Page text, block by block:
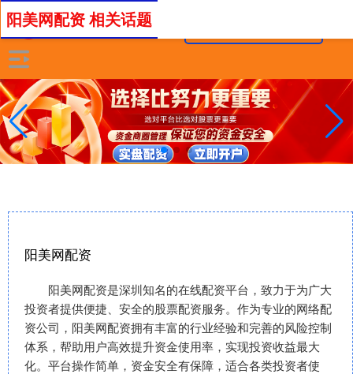
阳美网配资
阳美网配资是深圳知名的在线配资平台，致力于为广大
投资者提供便捷、安全的股票配资服务。作为专业的网络配
资公司，阳美网配资拥有丰富的行业经验和完善的风险控制
体系，帮助用户高效提升资金使用率，实现投资收益最大
化。平台操作简单，资金安全有保障，适合各类投资者使
阳美网配资 相关话题